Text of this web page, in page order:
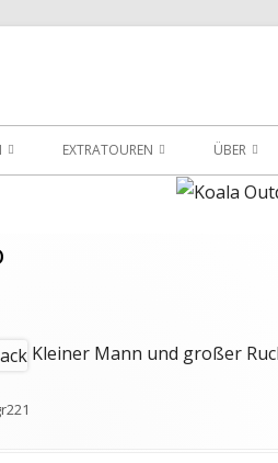
PACKLISTE
EXTRATOUREN ÜBER
ÜBER
Kleiner Mann und großer